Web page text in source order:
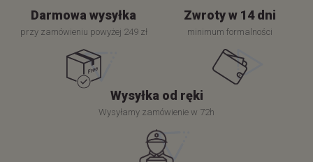
Darmowa wysyłka
przy zamówieniu powyżej 249 zł
Zwroty w 14 dni
minimum formalności
Wysyłka od ręki
Wysyłamy zamówienie w 72h